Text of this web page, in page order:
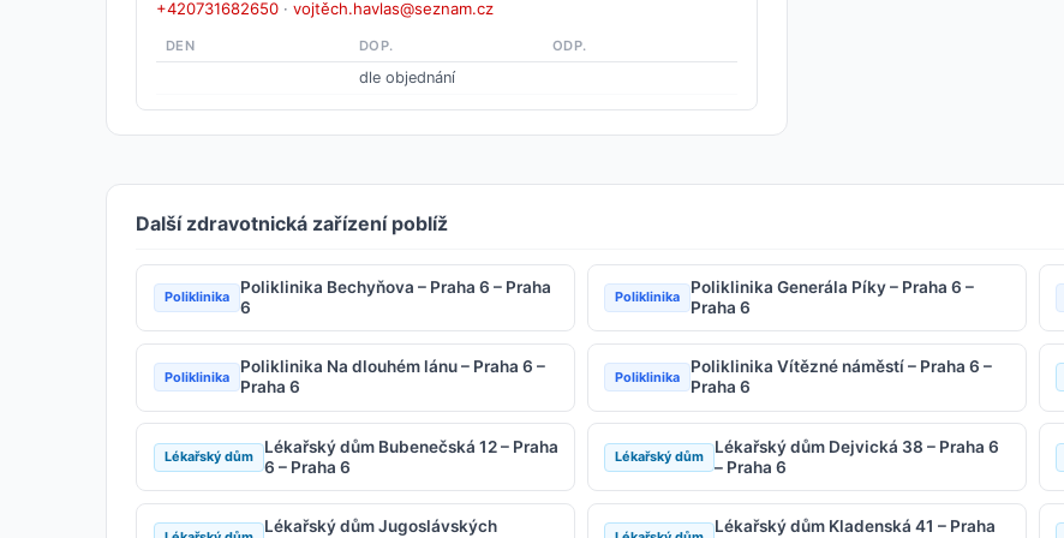
+420731682650 · vojtěch.havlas@seznam.cz
DEN DOP. ODP.
dle objednání
Další zdravotnická zařízení poblíž
Poliklinika
Poliklinika Bechyňova – Praha 6 – Praha
6
Poliklinika
Poliklinika Generála Píky – Praha 6 –
Praha 6
Poliklinika
Poliklinika Na dlouhém lánu – Praha 6 –
Praha 6
Poliklinika
Poliklinika Vítězné náměstí – Praha 6 –
Praha 6
Lékařský dům
Lékařský dům Bubenečská 12 – Praha
6 – Praha 6
Lékařský dům
Lékařský dům Dejvická 38 – Praha 6
– Praha 6
Lékařský dům Jugoslávských
Lékařský dům Kladenská 41 – Praha